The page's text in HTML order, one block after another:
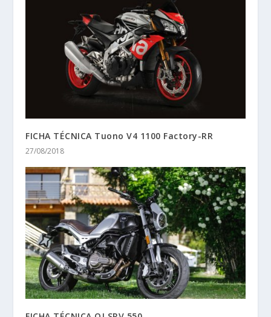
FICHA TÉCNICA Tuono V4 1100 Factory-RR
27/08/2018